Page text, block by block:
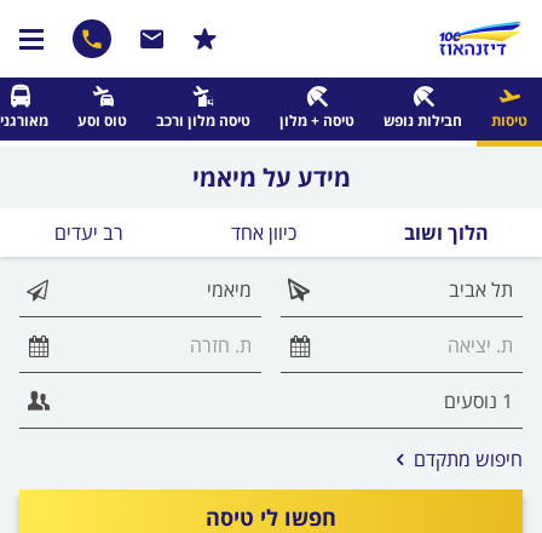
טיסות חבילות נופש טיסה + מלון טיסה מלון ורכב טוס וסע
מידע על מיאמי
הלוך ושוב כיוון אחד רב יעדים
חפשו לי טיסה
חיפוש מתקדם אפשרויות
החיפוש